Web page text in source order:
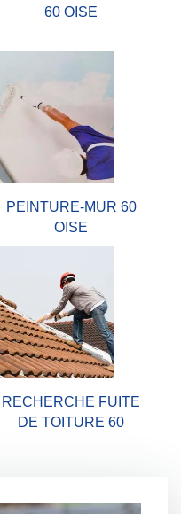
60 OISE
PEINTURE-MUR 60
OISE
RECHERCHE FUITE
DE TOITURE 60